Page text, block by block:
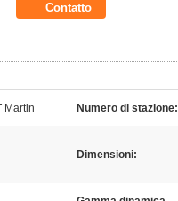
Contatto
Martin Numero di stazione:
Dimensioni: